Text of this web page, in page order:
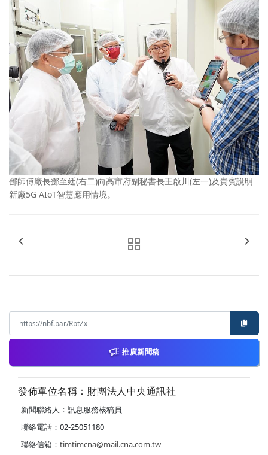
鄧師傅廠長鄧至廷(右二)向高市府副秘書長王啟川(左一)及貴賓說明
新廠5G AIoT智慧應用情境。
推廣新聞稿
發佈單位名稱：財團法人中央通訊社
新聞聯絡人：訊息服務核稿員
聯絡電話：02-25051180
聯絡信箱： timtimcna@mail.cna.com.tw